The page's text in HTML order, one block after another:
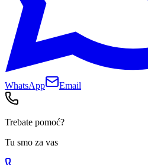
WhatsApp Email
Trebate pomoć?
Tu smo za vas